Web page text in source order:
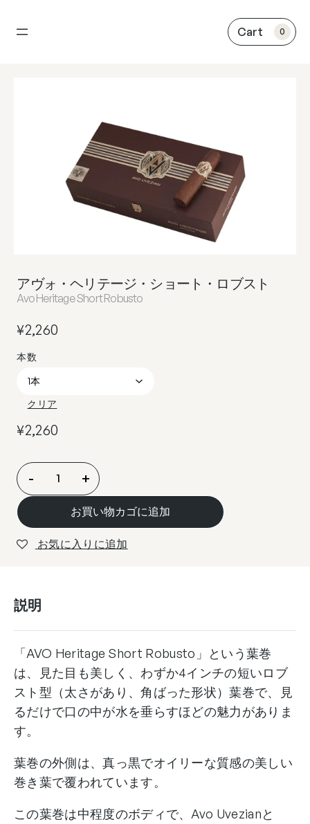
容
0
アヴォ・ヘリテージ・ショート・ロブスト
Avo Heritage Short Robusto
¥2,260
クリア
¥2,260
ア
ヴ
ォ・
ヘ
リ
シ
ト・
ロ
ブ
ス
ト
Avo
Heritage
Robusto
- +
お買い物カゴに追加
お気に入りに追加
説明
「AVO Heritage Short Robusto」という葉巻
は、見た目も美しく、わずか4インチの短いロブ
スト型（太さがあり、角ばった形状）葉巻で、見
るだけで口の中が水を垂らすほどの魅力がありま
す。
葉巻の外側は、真っ黒でオイリーな質感の美しい
巻き葉で覆われています。
この葉巻は中程度のボディで、Avo Uvezianと